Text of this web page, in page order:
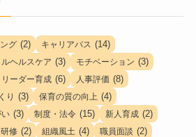
グ (2) キャリアパス (14)
ルヘルスケア (3) モチベーション (3)
リーダー育成 (6) 人事評価 (8)
り (3) 保育の質の向上 (4)
(3) 制度・法令 (15) 新人育成 (2)
研修 (2) 組織風土 (4) 職員面談 (2)